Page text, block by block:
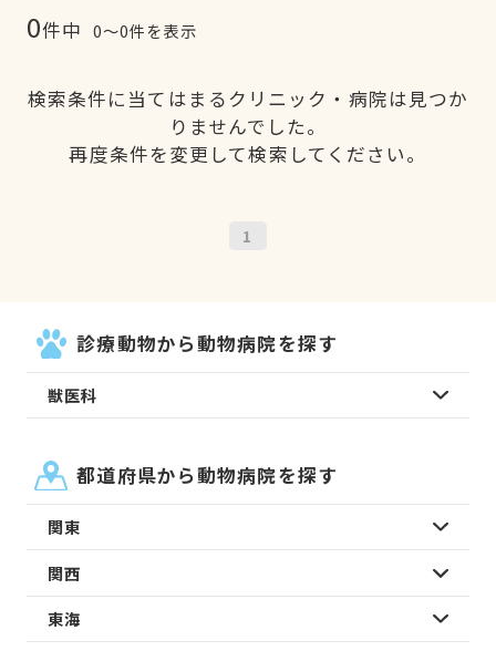
0件中 0〜0件を表示
検索条件に当てはまるクリニック・病院は見つか
りませんでした。
再度条件を変更して検索してください。
1
診療動物から動物病院を探す
獣医科
都道府県から動物病院を探す
関東
関西
東海